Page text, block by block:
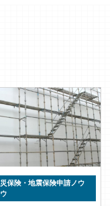
保険・地震保険申請ノウ